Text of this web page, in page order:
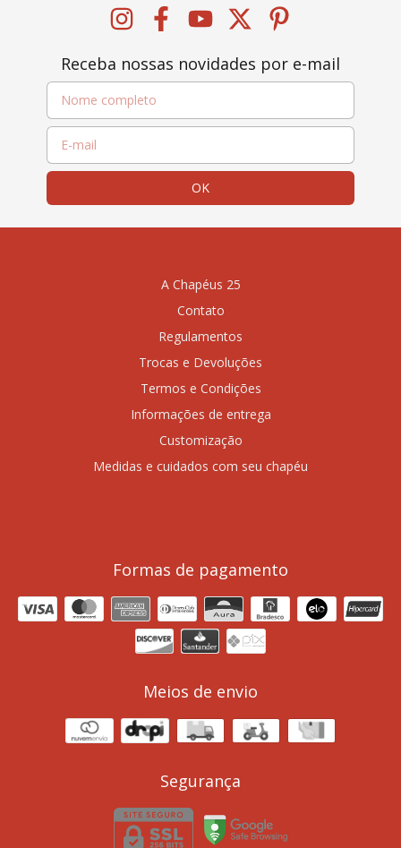
Receba nossas novidades por e-mail
A Chapéus 25
Contato
Regulamentos
Trocas e Devoluções
Termos e Condições
Informações de entrega
Customização
Medidas e cuidados com seu chapéu
Formas de pagamento
Meios de envio
Segurança